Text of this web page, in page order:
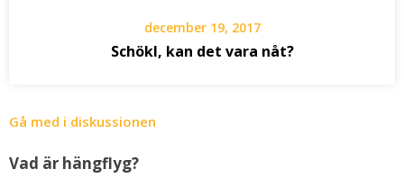
december 19, 2017
Schökl, kan det vara nåt?
Gå med i diskussionen
Vad är hängflyg?